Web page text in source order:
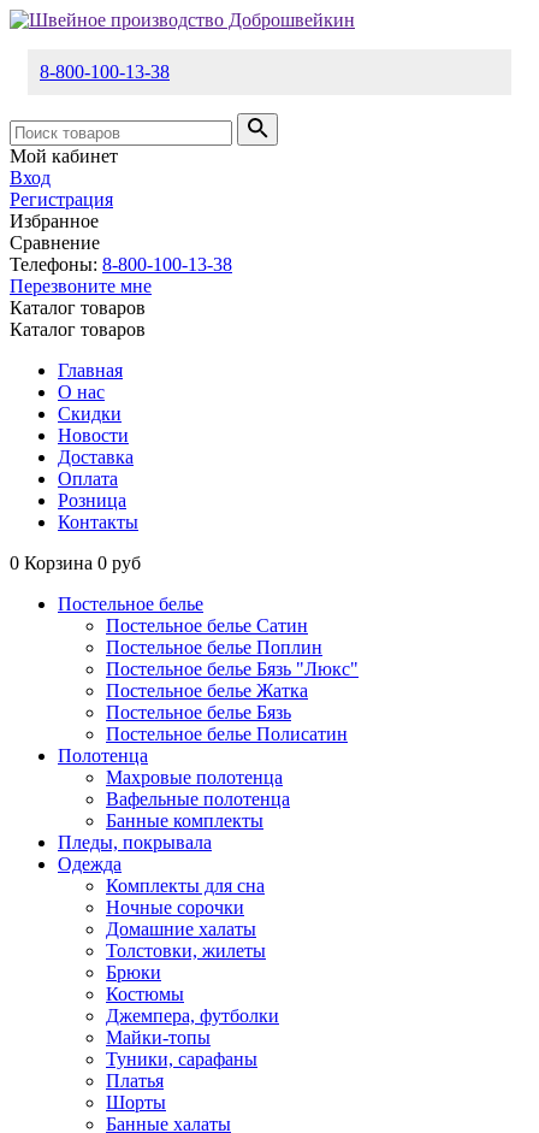
8-800-100-13-38
Мой кабинет
Вход
Регистрация
Избранное
Сравнение
Телефоны: 8-800-100-13-38
Перезвоните мне
Каталог товаров
Каталог товаров
Главная
О нас
Скидки
Новости
Доставка
Оплата
Розница
Контакты
0 Корзина 0 руб
Постельное белье
Постельное белье Сатин
Постельное белье Поплин
Постельное белье Бязь "Люкс"
Постельное белье Жатка
Постельное белье Бязь
Постельное белье Полисатин
Полотенца
Махровые полотенца
Вафельные полотенца
Банные комплекты
Пледы, покрывала
Одежда
Комплекты для сна
Ночные сорочки
Домашние халаты
Толстовки, жилеты
Брюки
Костюмы
Джемпера, футболки
Майки-топы
Туники, сарафаны
Платья
Шорты
Банные халаты